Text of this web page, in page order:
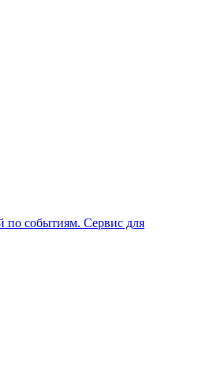
по событиям. Сервис для